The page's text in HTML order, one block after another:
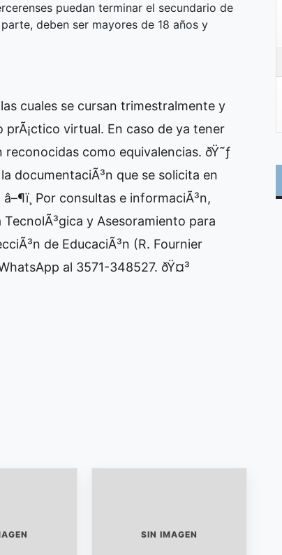
puedan terminar el secundario de
deben ser mayores de 18 años y
cuales se cursan trimestralmente y
virtual. En caso de ya tener
como equivalencias. ðŸ˜ƒ
documentaciÃ³n que se solicita en
Por consultas e informaciÃ³n,
y Asesoramiento para
de EducaciÃ³n (R. Fournier
al 3571-348527. ðŸ¤³
SIN IMAGEN